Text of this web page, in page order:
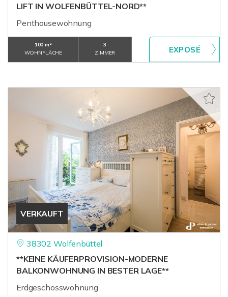
LIFT IN WOLFENBÜTTEL-NORD**
Penthousewohnung
100 m²
WOHNFLÄCHE
3
ZIMMER
VERKAUFT
38302 Wolfenbüttel
**KEINE KÄUFERPROVISION-MODERNE
BALKONWOHNUNG IN BESTER LAGE**
Erdgeschosswohnung